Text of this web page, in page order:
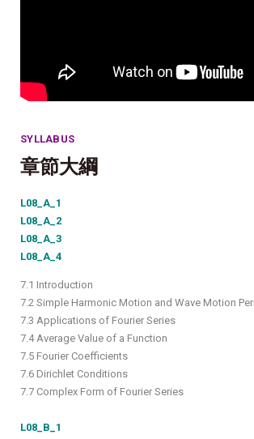
SYLLABUS
章節大綱
L08_A_1
L08_A_2
L08_A_3
L08_A_4
7.1 Introduction
7.2 Simple Harmonic Motion and Wave Motion
7.3 Applications of Fourier Series
7.4 Average Value of a Function
7.5 Fourier Coefficients
7.6 Dirichlet Conditions
7.7 Complex Form of Fourier Series
L08_B_1